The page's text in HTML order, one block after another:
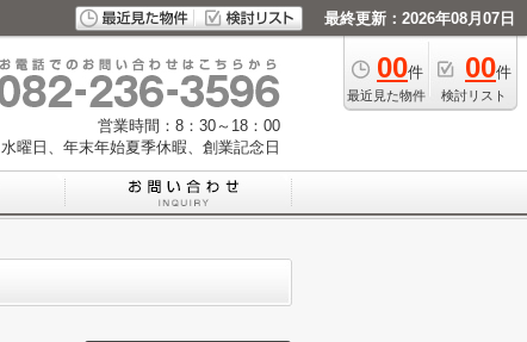
最終更新：2026年08月07日
00件
最近見た物件
00件
検討リスト
営業時間：8：30～18：00
曜日、年末年始夏季休暇、創業記念日